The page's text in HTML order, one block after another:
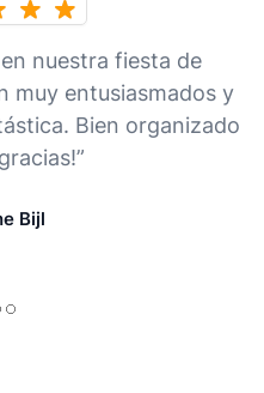
nuestra fiesta de
muy entusiasmados y
Bien organizado
Bijl